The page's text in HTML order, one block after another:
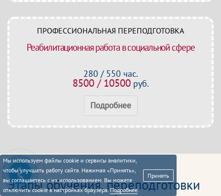
ПРОФЕССИОНАЛЬНАЯ ПЕРЕПОДГОТОВКА
Реабилитационная работа в социальной сфере
280 / 550 час.
8500 / 10500руб.
Подробнее
Этапы обучения, переподготовки
Мы используем файлы cookie и сервисы аналитики,
чтобы улучшать работу сайта. Нажимая «Принять»,
вы соглашаетесь с их использованием. Вы можете
отключить cookie в настройках браузера. Подробнее.
Принять